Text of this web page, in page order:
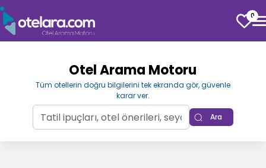
0
Otel Arama Motoru
Tüm otellerin doğru bilgilerini tek ekranda gör, güvenle
karar ver.
Ara